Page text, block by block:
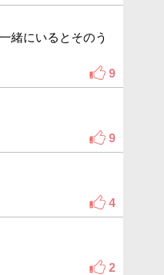
緒にいるとそのう
9
9
4
2